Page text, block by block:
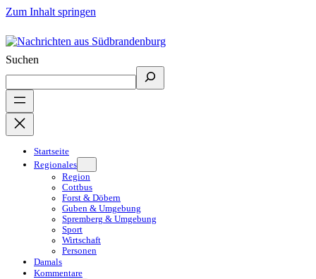
Zum Inhalt springen
Suchen
Startseite
Regionales
Region
Cottbus
Forst & Döbern
Guben & Umgebung
Spremberg & Umgebung
Sport
Wirtschaft
Personen
Damals
Kommentare